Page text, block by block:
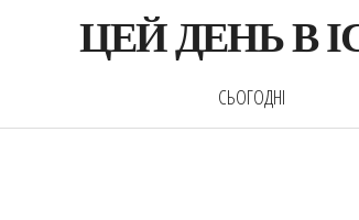
ЦЕЙ ДЕНЬ В
СЬОГОДНІ